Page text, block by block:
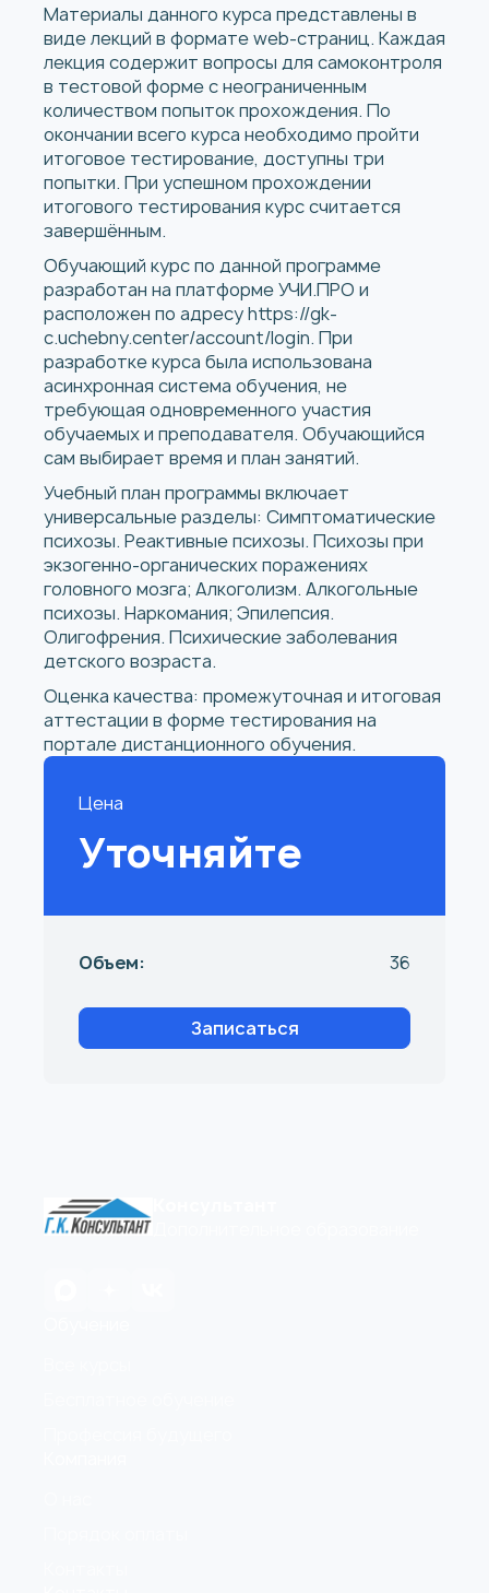
Материалы данного курса представлены в
виде лекций в формате web-страниц. Каждая
лекция содержит вопросы для самоконтроля
в тестовой форме с неограниченным
количеством попыток прохождения. По
окончании всего курса необходимо пройти
итоговое тестирование, доступны три
попытки. При успешном прохождении
итогового тестирования курс считается
завершённым.
Обучающий курс по данной программе
разработан на платформе УЧИ.ПРО и
расположен по адресуhttps://gk-
c.uchebny.center/account/login. При
разработке курса была использована
асинхронная система обучения, не
требующая одновременного участия
обучаемых и преподавателя. Обучающийся
сам выбирает время и план занятий.
Учебный план программы включает
универсальные разделы: Симптоматические
психозы. Реактивные психозы. Психозы при
экзогенно-органических поражениях
головного мозга; Алкоголизм. Алкогольные
психозы. Наркомания; Эпилепсия.
Олигофрения. Психические заболевания
детского возраста.
Оценка качества: промежуточная и итоговая
аттестации в форме тестирования на
портале дистанционного обучения.
Цена
Уточняйте
Объем: 36
Записаться